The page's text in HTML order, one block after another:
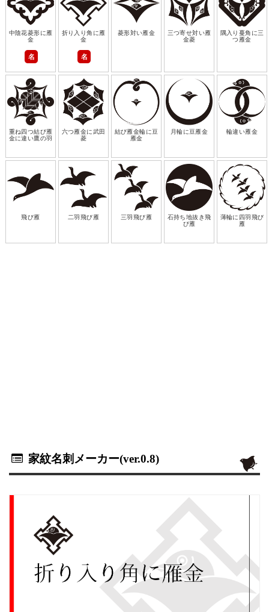
中陰花菱形に雁
金
名
折り入り角に雁
金
名
菱形対い雁金
三つ寄せ対い雁
金菱
隅入り蔓角に三
つ雁金
重ね四つ結び雁
金に違い鷹の羽
六つ雁金に武田
菱
結び雁金輪に豆
雁金
月輪に豆雁金 輪違い雁金
飛び雁 二羽飛び雁 三羽飛び雁
石持ち地抜き飛
び雁
薄輪に四羽飛び
雁
家紋名刺メーカー(ver.0.8)